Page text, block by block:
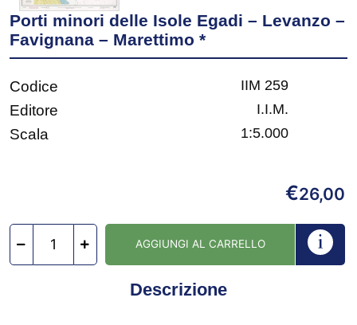
Porti minori delle Isole Egadi – Levanzo –
Favignana – Marettimo *
Codice IIM 259
Editore I.I.M.
Scala 1:5.000
€26,00
AGGIUNGI AL CARRELLO
Descrizione